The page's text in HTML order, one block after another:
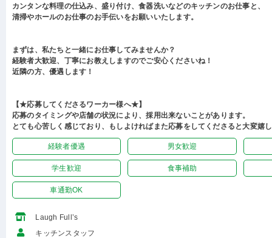
カンタンな料理の仕込み、盛り付け、食器洗いなどのキッチンのお仕事と、
清掃やホールのお仕事のお手伝いをお願いいたします。
まずは、私たちと一緒にお仕事してみませんか？
経験者大歓迎、丁寧にお教えしますのでご安心くださいね！
近隣の方、優遇します！
【★応募してくださるワーカー様へ★】
応募のタイミングや店舗の状況により、採用出来ないことがあります。
とても心苦しく感じており、もしよければまた応募をしてくださると大変嬉
経験者優遇 男女歓迎
学生歓迎 食事補助
車通勤OK
Laugh Full’s
キッチンスタッフ